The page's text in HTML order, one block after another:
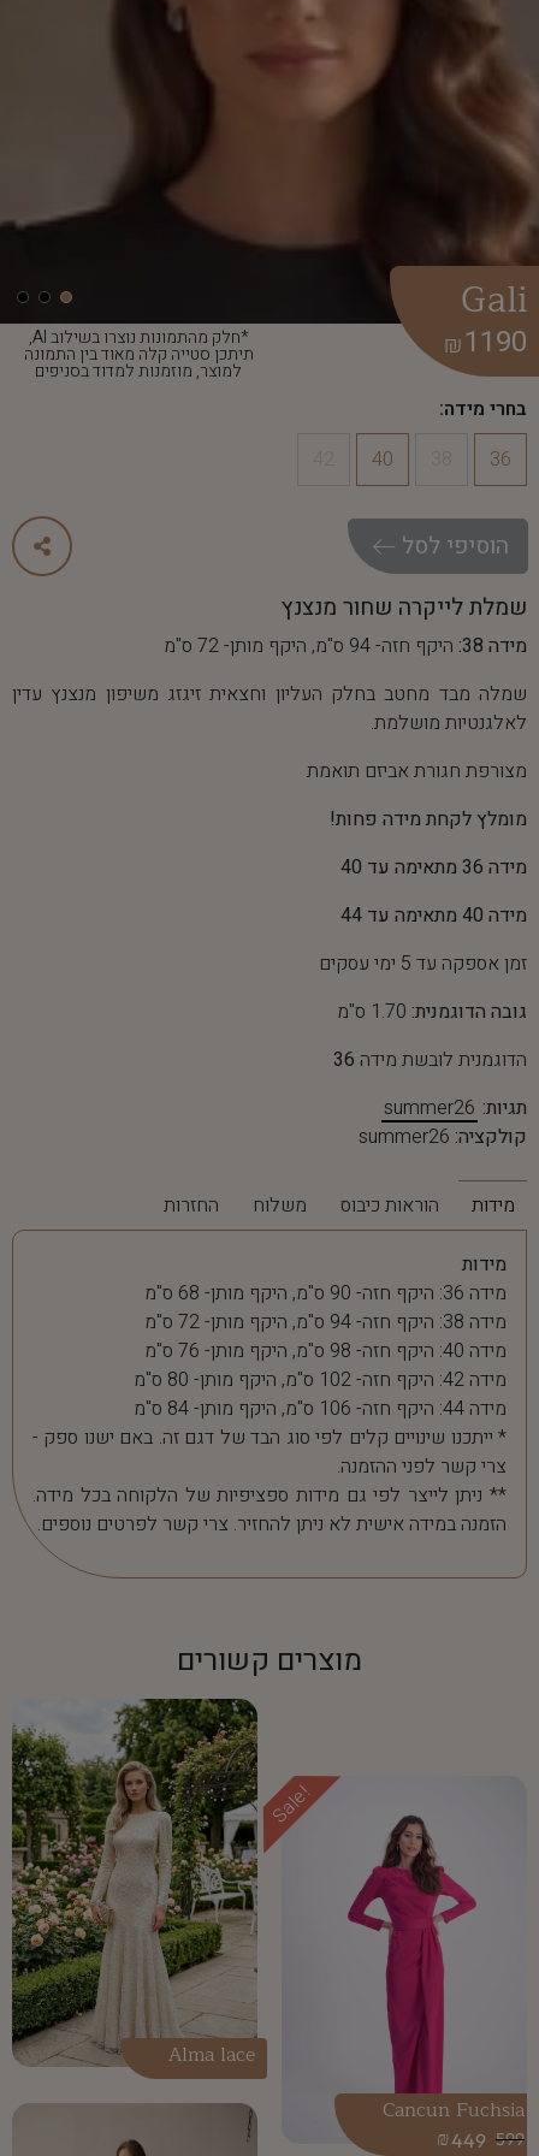
*חלק מהתמונות נוצרו בשילוב AI,
תיתכן סטייה קלה מאוד בין התמונה
למוצר, מוזמנות למדוד בסניפים
Gali
1190
₪
בחרי מידה:
36
40
הוסיפי לסל
שמלת לייקרה שחור מנצנץ
מידה 38:
היקף חזה- 94 ס"מ, היקף מותן- 72 ס"מ
שמלה מבד מחטב בחלק העליון וחצאית זיגזג משיפון מנצנץ עדין
לאלגנטיות מושלמת.
מצורפת חגורת אביזם תואמת
מומלץ לקחת מידה פחות!
מידה 36 מתאימה עד 40
מידה 40 מתאימה עד 44
זמן אספקה עד 5 ימי עסקים
גובה הדוגמנית: 1.70 ס"מ
הדוגמנית לובשת מידה 36
תגיות: summer26
קולקציה: summer26
מידות הוראות כיבוס משלוח החזרות
מידות
מידה 36: היקף חזה- 90 ס"מ, היקף מותן- 68 ס"מ
מידה 38: היקף חזה- 94 ס"מ, היקף מותן- 72 ס"מ
מידה 40: היקף חזה- 98 ס"מ, היקף מותן- 76 ס"מ
מידה 42: היקף חזה- 102 ס"מ, היקף מותן- 80 ס"מ
מידה 44: היקף חזה- 106 ס"מ, היקף מותן- 84 ס"מ
* ייתכנו שינויים קלים לפי סוג הבד של דגם זה. באם ישנו ספק -
צרי קשר לפני ההזמנה.
** ניתן לייצר לפי גם מידות ספציפיות של הלקוחה בכל מידה.
הזמנה במידה אישית לא ניתן להחזיר. צרי קשר לפרטים נוספים.
מוצרים קשורים
Sale!
599
449
₪
Cancun Fuchsia
Alma lace